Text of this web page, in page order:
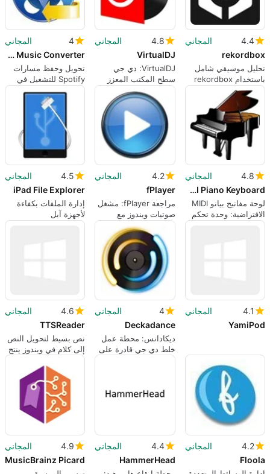
4.4
المجاني
rekordbox
تحليل موسيقي شامل
باستخدام rekordbox
4.8
المجاني
VirtualDJ
VirtualDJ: دي جي
سطح المكتب المعزز
بالذكاء الاصطناعي للأداء
المباشر والإنتاج
4
المجاني
NoteBurner Spotify Music Converter
تحويل وحفظ مسارات
Spotify للتشغيل في
وضع عدم الاتصال على
Windows
4.8
المجاني
Virtual MIDI Piano Keyboard
لوحة مفاتيح بيانو MIDI
الافتراضية: وحدة تحكم
4.2
المجاني
fPlayer
مراجعة fPlayer: مشغل
صوتيات ويندوز مع
تأثيرات صوتية حية
4.5
المجاني
iPad File Explorer
إدارة الملفات بكفاءة
لأجهزة آبل
4.1
المجاني
YamiPod
4
المجاني
Deckadance
ديكادانس: محطة عمل
خلط دي جي قادرة على
VST للأداء المباشر
4.6
المجاني
TTSReader
نص بسيط لتحويل النص
إلى كلام في ويندوز ينتج
ملفات صوتية قابلة
للاستماع
4.2
المجاني
Floola
4.4
المجاني
HammerHead
4.9
المجاني
MusicBrainz Picard